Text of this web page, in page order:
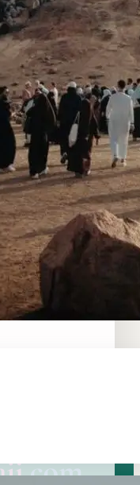
Anda
Anda dengan
perjalanan
mendapatkan